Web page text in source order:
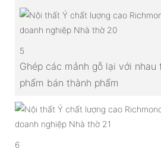
5
Ghép các mảnh gỗ lại với nhau
phẩm bán thành phẩm
6